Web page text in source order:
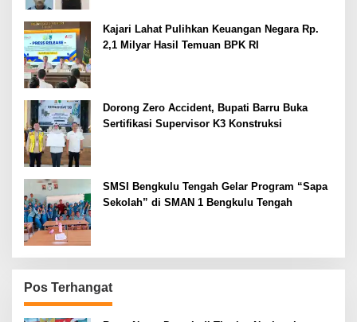
Kajari Lahat Pulihkan Keuangan Negara Rp.
2,1 Milyar Hasil Temuan BPK RI
Dorong Zero Accident, Bupati Barru Buka
Sertifikasi Supervisor K3 Konstruksi
SMSI Bengkulu Tengah Gelar Program “Sapa
Sekolah” di SMAN 1 Bengkulu Tengah
Pos Terhangat